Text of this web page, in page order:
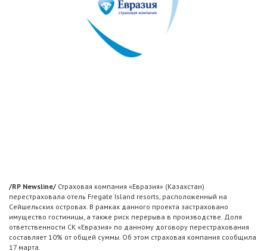
/RP Newsline/ Страховая компания «Евразия» (Казахстан)
перестраховала отель Fregate Island resorts, расположенный на
Сейшельских островах. В рамках данного проекта застраховано
имущество гостиницы, а также риск перерыва в производстве. Доля
ответственности СК «Евразия» по данному договору перестрахования
составляет 10% от общей суммы. Об этом страховая компания сообщила
17 марта.